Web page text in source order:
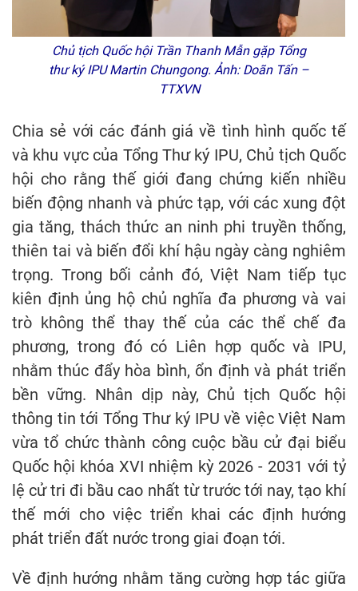
Chủ tịch Quốc hội Trần Thanh Mẫn gặp Tổng
thư ký IPU Martin Chungong. Ảnh: Doãn Tấn –
TTXVN
Chia sẻ với các đánh giá về tình hình quốc tế
và khu vực của Tổng Thư ký IPU, Chủ tịch Quốc
hội cho rằng thế giới đang chứng kiến nhiều
biến động nhanh và phức tạp, với các xung đột
gia tăng, thách thức an ninh phi truyền thống,
thiên tai và biến đổi khí hậu ngày càng nghiêm
trọng. Trong bối cảnh đó, Việt Nam tiếp tục
kiên định ủng hộ chủ nghĩa đa phương và vai
trò không thể thay thế của các thể chế đa
phương, trong đó có Liên hợp quốc và IPU,
nhằm thúc đẩy hòa bình, ổn định và phát triển
bền vững. Nhân dịp này, Chủ tịch Quốc hội
thông tin tới Tổng Thư ký IPU về việc Việt Nam
vừa tổ chức thành công cuộc bầu cử đại biểu
Quốc hội khóa XVI nhiệm kỳ 2026 - 2031 với tỷ
lệ cử tri đi bầu cao nhất từ trước tới nay, tạo khí
thế mới cho việc triển khai các định hướng
phát triển đất nước trong giai đoạn tới.
Về định hướng nhằm tăng cường hợp tác giữa